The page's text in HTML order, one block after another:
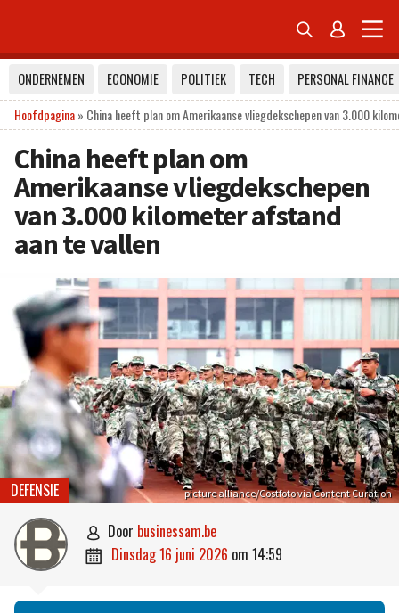
 
ONDERNEMEN ECONOMIE POLITIEK TECH
PERSONAL FINANCE
Hoofdpagina» China heeft plan om Amerikaanse vliegdekschepen van 3.000
China heeft plan om
Amerikaanse vliegdekschepen
van 3.000 kilometer afstand
aan te vallen
picture alliance/Costfoto via Content Curation
DEFENSIE
 door businessam.be
 dinsdag 16 juni 2026 om 14:59